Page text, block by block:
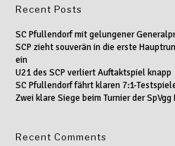
Recent Posts
SC Pfullendorf mit gelungener
SCP zieht souverän in die erste
ein
U21 des SCP verliert Auftaktspiel knapp
SC Pfullendorf fährt klaren 7:1-
Zwei klare Siege beim Turnier der SpVgg
Recent Comments